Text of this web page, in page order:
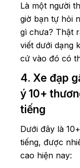
Là một người
giờ bạn tự hỏi
gì chưa? Thật
viết dưới dạng
cứ vào đó có
4. Xe đạp
ý 10+
tiếng
Dưới đây là
tiếng, được
cao hiện nay: